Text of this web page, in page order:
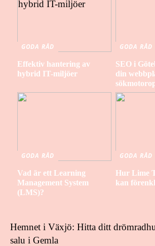
GODA RÅD
Effektiv hantering av
hybrid IT-miljöer
GODA RÅD
SEO i
din
GODA RÅD
Vad är ett Learning
Management System
(LMS)?
GODA RÅD
Hur Lime
kan
Hemnet i Växjö: Hitta ditt
salu i Gemla